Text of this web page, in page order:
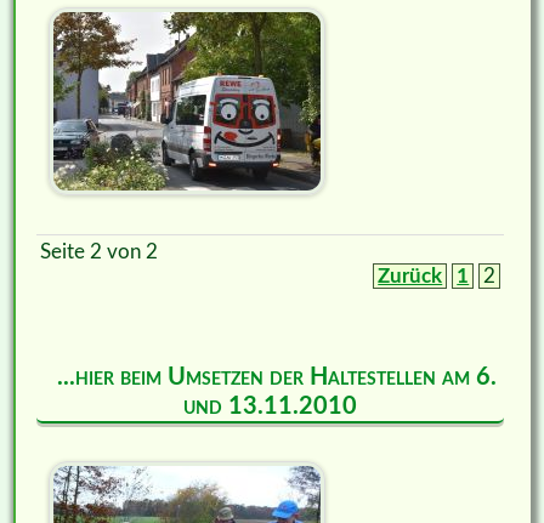
Seite 2 von 2
Zurück
1 2
...hier beim Umsetzen der Haltestellen am 6.
und 13.11.2010